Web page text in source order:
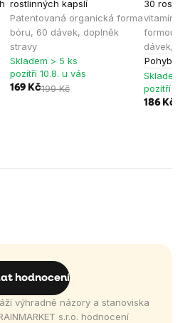
rostlinných kapslí
Patentovaná organická forma
bóru, 60 dávek, doplněk
stravy
Skladem > 5 ks
pozítří 10.8. u vás
169 Kč199 Kč
30
vitamínem
formou
dávek,
Pohybový
Skladem >
pozítří
186 Kč
hodnocení
výhradně názory a stanoviska
s.r.o. hodnocení